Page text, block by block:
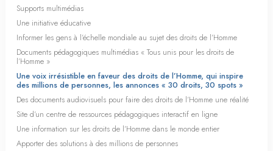
Supports multimédias
Une initiative éducative
Informer les gens à l’échelle mondiale au sujet des droits de l’Homme
Documents pédagogiques multimédias « Tous unis pour les droits de
l’Homme »
Une voix irrésistible en faveur des droits de l’Homme, qui inspire
des millions de personnes, les annonces « 30 droits, 30 spots »
Des documents audiovisuels pour faire des droits de l’Homme une réalité
Site d’un centre de ressources pédagogiques interactif en ligne
Une information sur les droits de l’Homme dans le monde entier
Apporter des solutions à des millions de personnes